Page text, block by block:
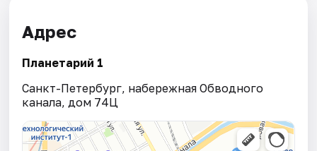
Адрес
Планетарий 1
Санкт-Петербург, набережная Обводного
канала, дом 74Ц